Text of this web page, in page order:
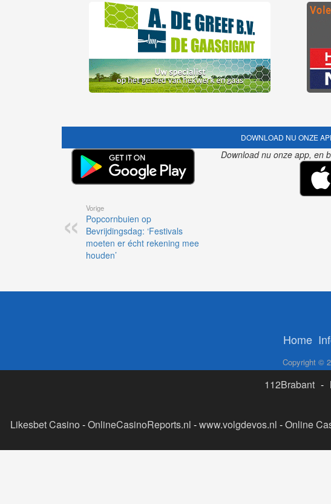
DOWNLOAD NU ONZE
Download nu onze app, en
Vorige
Popcornbuien op
Bevrijdingsdag: ‘Festivals
moeten er écht rekening mee
houden’
Home
Copyright ©
112Brabant -
Likesbet Casino -OnlineCasinoReports.nl -www.volgdevos.nl -Online